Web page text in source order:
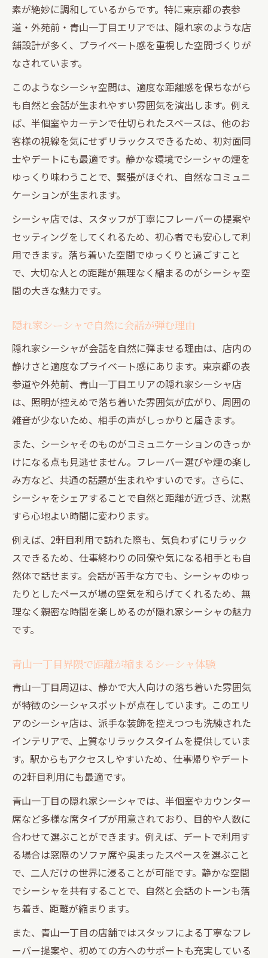
素が絶妙に調和しているからです。特に東京都の表参
道・外苑前・青山一丁目エリアでは、隠れ家のような店
舗設計が多く、プライベート感を重視した空間づくりが
なされています。
このようなシーシャ空間は、適度な距離感を保ちながら
も自然と会話が生まれやすい雰囲気を演出します。例え
ば、半個室やカーテンで仕切られたスペースは、他のお
客様の視線を気にせずリラックスできるため、初対面同
士やデートにも最適です。静かな環境でシーシャの煙を
ゆっくり味わうことで、緊張がほぐれ、自然なコミュニ
ケーションが生まれます。
シーシャ店では、スタッフが丁寧にフレーバーの提案や
セッティングをしてくれるため、初心者でも安心して利
用できます。落ち着いた空間でゆっくりと過ごすこと
で、大切な人との距離が無理なく縮まるのがシーシャ空
間の大きな魅力です。
隠れ家シーシャで自然に会話が弾む理由
隠れ家シーシャが会話を自然に弾ませる理由は、店内の
静けさと適度なプライベート感にあります。東京都の表
参道や外苑前、青山一丁目エリアの隠れ家シーシャ店
は、照明が控えめで落ち着いた雰囲気が広がり、周囲の
雑音が少ないため、相手の声がしっかりと届きます。
また、シーシャそのものがコミュニケーションのきっか
けになる点も見逃せません。フレーバー選びや煙の楽し
み方など、共通の話題が生まれやすいのです。さらに、
シーシャをシェアすることで自然と距離が近づき、沈黙
すら心地よい時間に変わります。
例えば、2軒目利用で訪れた際も、気負わずにリラック
スできるため、仕事終わりの同僚や気になる相手とも自
然体で話せます。会話が苦手な方でも、シーシャのゆっ
たりとしたペースが場の空気を和らげてくれるため、無
理なく親密な時間を楽しめるのが隠れ家シーシャの魅力
です。
青山一丁目界隈で距離が縮まるシーシャ体験
青山一丁目周辺は、静かで大人向けの落ち着いた雰囲気
が特徴のシーシャスポットが点在しています。このエリ
アのシーシャ店は、派手な装飾を控えつつも洗練された
インテリアで、上質なリラックスタイムを提供していま
す。駅からもアクセスしやすいため、仕事帰りやデート
の2軒目利用にも最適です。
青山一丁目の隠れ家シーシャでは、半個室やカウンター
席など多様な席タイプが用意されており、目的や人数に
合わせて選ぶことができます。例えば、デートで利用す
る場合は窓際のソファ席や奥まったスペースを選ぶこと
で、二人だけの世界に浸ることが可能です。静かな空間
でシーシャを共有することで、自然と会話のトーンも落
ち着き、距離が縮まります。
また、青山一丁目の店舗ではスタッフによる丁寧なフレ
ーバー提案や、初めての方へのサポートも充実している